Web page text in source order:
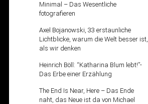
Minimal – Das Wesentliche
fotografieren
Axel Bojanowski, 33 erstaunliche
Lichtblicke, warum die Welt besser ist,
als wir denken
Heinrich Böll: “Katharina Blum lebt!”-
Das Erbe einer Erzählung
The End Is Near, Here – Das Ende
naht, das Neue ist da von Michael